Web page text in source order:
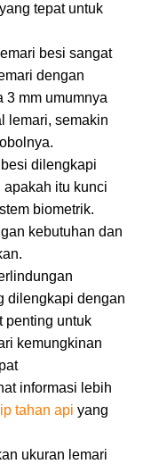
tepat untuk
besi sangat
dengan
3 mm umumnya
lemari, semakin
dilengkapi
itu kunci
biometrik.
kebutuhan dan
dilengkapi dengan
penting untuk
kemungkinan
informasi lebih
tahan api yang
ukuran lemari